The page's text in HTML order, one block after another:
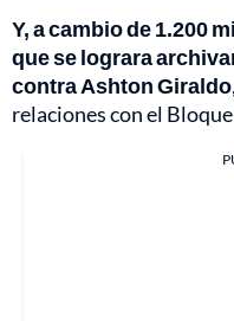
Y, a cambio de 1.200
que se lograra
contra Ashton Giraldo
relaciones con el